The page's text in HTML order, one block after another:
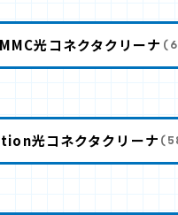
光コネクタクリーナ
光コネクタクリーナ